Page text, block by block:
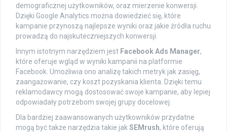
demograficznej użytkowników, oraz mierzenie konwersji.
Dzięki Google Analytics można dowiedzieć się, które
kampanie przynoszą najlepsze wyniki oraz jakie źródła ruchu
prowadzą do najskuteczniejszych konwersji.
Innym istotnym narzędziem jest Facebook Ads Manager,
które oferuje wgląd w wyniki kampanii na platformie
Facebook. Umożliwia ono analizę takich metryk jak zasięg,
zaangażowanie, czy koszt pozyskania klienta. Dzięki temu
reklamodawcy mogą dostosować swoje kampanie, aby lepiej
odpowiadały potrzebom swojej grupy docelowej.
Dla bardziej zaawansowanych użytkowników przydatne
mogą być także narzędzia takie jak SEMrush, które oferują